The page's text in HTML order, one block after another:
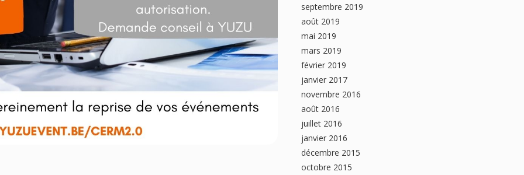
septembre 2019
août 2019
mai 2019
mars 2019
février 2019
janvier 2017
novembre 2016
août 2016
juillet 2016
janvier 2016
décembre 2015
octobre 2015